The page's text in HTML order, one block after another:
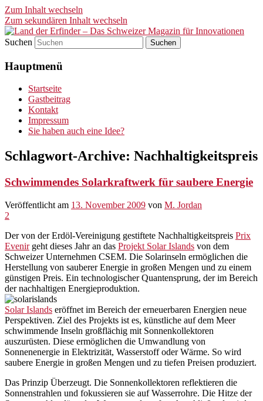
Zum Inhalt wechseln
Zum sekundären Inhalt wechseln
Land der Erfinder – Das
Schweizer Magazin für
Innovationen
Suchen
Hauptmenü
Startseite
Gastbeitrag
Kontakt
Impressum
Sie haben auch eine Idee?
Schlagwort-Archive: Nachhaltigkeitspreis
Schwimmendes Solarkraftwerk für saubere Energie
Veröffentlicht am 13. November 2009 von M. Jordan
2
Der von der Erdöl-Vereinigung gestiftete Nachhaltigkeitspreis Prix
Evenirgeht dieses Jahr an das Projekt Solar Islands von dem
Schweizer Unternehmen CSEM. Die Solarinseln ermöglichen die
Herstellung von sauberer Energie in großen Mengen und zu einem
günstigen Preis. Ein technologischer Quantensprung, der im Bereich
der nachhaltigen Energieproduktion.
Solar Islands eröffnet im Bereich der erneuerbaren Energien neue
Perspektiven. Ziel des Projekts ist es, künstliche auf dem Meer
schwimmende Inseln großflächig mit Sonnenkollektoren
auszurüsten. Diese ermöglichen die Umwandlung von
Sonnenenergie in Elektrizität, Wasserstoff oder Wärme. So wird
saubere Energie in großen Mengen und zu tiefen Preisen produziert.
Das Prinzip Überzeugt. Die Sonnenkollektoren reflektieren die
Sonnenstrahlen und fokussieren sie auf Wasserrohre. Die Hitze der